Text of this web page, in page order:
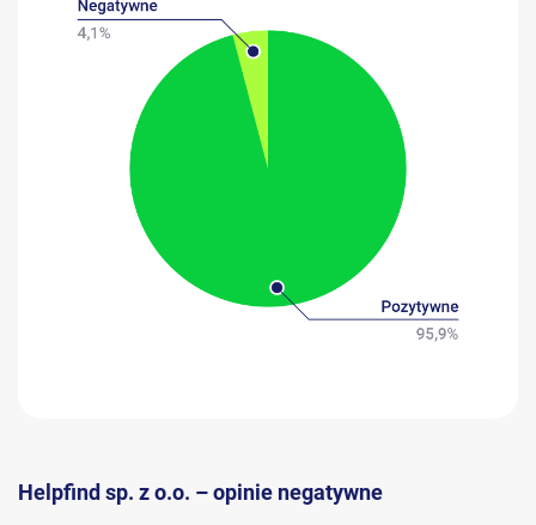
Helpfind sp. z o.o. – opinie negatywne